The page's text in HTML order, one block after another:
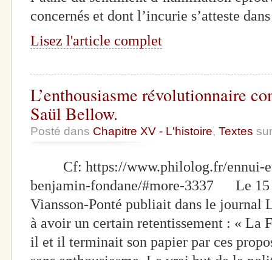
concernés et dont l’incurie s’atteste
Lisez l'article complet
L’enthousiasme révolutionnaire
Saül Bellow.
Posté dans Chapitre XV - L'histoire, Textes
Cf: https://www.philolog.fr/ennui-
benjamin-fondane/#more-3337 Le 15
Viansson-Ponté publiait dans le journal
à avoir un certain retentissement : « La
il et il terminait son papier par ces